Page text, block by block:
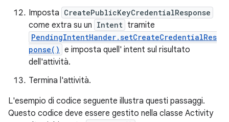
Imposta CreatePublicKeyCredentialResponse
come extra su un Intent tramite
PendingIntentHander.setCreateCredentialRes
ponse() e imposta quell' intent sul risultato
dell'attività.
Termina l'attività.
L'esempio di codice seguente illustra questi passaggi.
Questo codice deve essere gestito nella classe Activity